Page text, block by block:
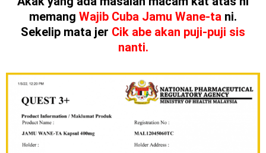
memang Wajib Cuba Jamu Wane-ta ni.
Sekelip mata jer Cik abe akan puji-puji sis
nanti.